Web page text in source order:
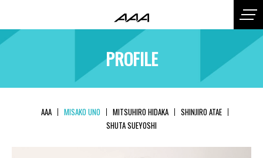
PROFILE
AAA MISAKO UNO MITSUHIRO HIDAKA
SHINJIRO ATAE
SHUTA SUEYOSHI